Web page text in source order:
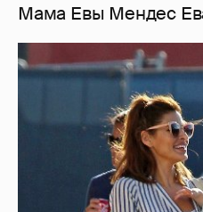
Мама Евы Мендес